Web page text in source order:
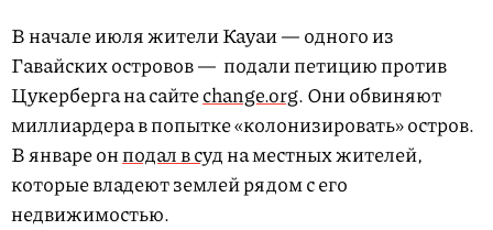
В начале июля жители Кауаи — одного из
Гавайских островов — подали петицию против
Цукерберга на сайтеchange.org. Они обвиняют
миллиардера в попытке «колонизировать» остров.
В январе онподал в судна местных жителей,
которые владеют землей рядом с его
недвижимостью.